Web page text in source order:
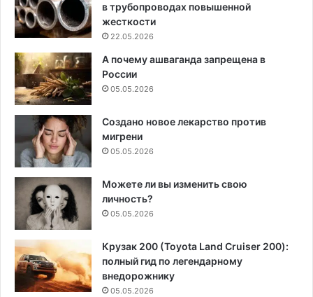
в трубопроводах повышенной
жесткости
22.05.2026
А почему ашваганда запрещена в
России
05.05.2026
Создано новое лекарство против
мигрени
05.05.2026
Можете ли вы изменить свою
личность?
05.05.2026
Крузак 200 (Toyota Land Cruiser 200):
полный гид по легендарному
внедорожнику
05.05.2026